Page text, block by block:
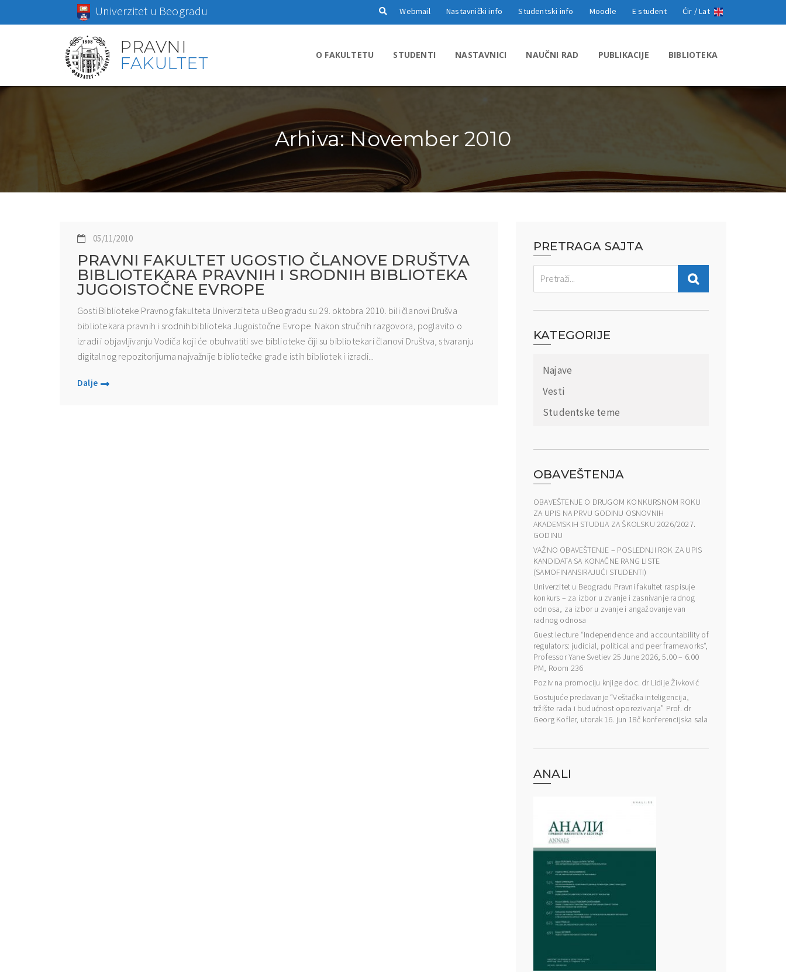
Univerzitet u Beogradu Webmail Nastavnički info Studentski info Moodle E student Ćir /Lat
PRAVNI
FAKULTET
O FAKULTETU STUDENTI NASTAVNICI NAUČNI RAD PUBLIKACIJE BIBLIOTEKA
Arhiva: November 2010
05/11/2010
PRAVNI FAKULTET UGOSTIO ČLANOVE DRUŠTVA
BIBLIOTEKARA PRAVNIH I SRODNIH BIBLIOTEKA
JUGOISTOČNE EVROPE
Gosti Biblioteke Pravnog fakulteta Univerziteta u Beogradu su 29. oktobra 2010. bili članovi Drušva
bibliotekara pravnih i srodnih biblioteka Jugoistočne Evrope. Nakon stručnih razgovora, poglavito o
izradi i objavljivanju Vodiča koji će obuhvatiti sve biblioteke čiji su bibliotekari članovi Društva, stvaranju
digitalnog repozitorijuma najvažnije bibliotečke građe istih bibliotek i izradi...
Dalje
PRETRAGA SAJTA
KATEGORIJE
Najave
Vesti
Studentske teme
OBAVEŠTENJA
OBAVEŠTENJE O DRUGOM KONKURSNOM ROKU
ZA UPIS NA PRVU GODINU OSNOVNIH
AKADEMSKIH STUDIJA ZA ŠKOLSKU 2026/2027.
GODINU
VAŽNO OBAVEŠTENJE – POSLEDNJI ROK ZA UPIS
KANDIDATA SA KONAČNE RANG LISTE
(SAMOFINANSIRAJUĆI STUDENTI)
Univerzitet u Beogradu Pravni fakultet raspisuje
konkurs – za izbor u zvanje i zasnivanje radnog
odnosa, za izbor u zvanje i angažovanje van
radnog odnosa
Guest lecture “Independence and accountability of
regulators: judicial, political and peer frameworks”,
Professor Yane Svetiev 25 June 2026, 5.00 – 6.00
PM, Room 236
Poziv na promociju knjige doc. dr Lidije Živković
Gostujuće predavanje “Veštačka inteligencija,
tržište rada i budućnost oporezivanja” Prof. dr
Georg Kofler, utorak 16. jun 18č konferencijska sala
ANALI